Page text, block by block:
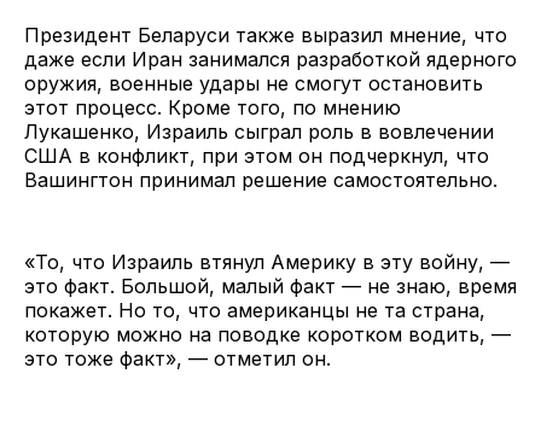
Президент Беларуси также выразил мнение, что
даже если Иран занимался разработкой ядерного
оружия, военные удары не смогут остановить
этот процесс. Кроме того, по мнению
Лукашенко, Израиль сыграл роль в вовлечении
США в конфликт, при этом он подчеркнул, что
Вашингтон принимал решение самостоятельно.
«То, что Израиль втянул Америку в эту войну, —
это факт. Большой, малый факт — не знаю, время
покажет. Но то, что американцы не та страна,
которую можно на поводке коротком водить, —
это тоже факт», — отметил он.